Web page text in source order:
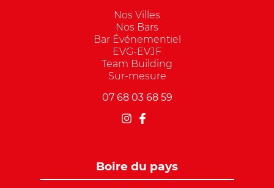
Nos Villes
Nos Bars
Bar Événementiel
EVG-EVJF
Team Building
Sur-mesure
07 68 03 68 59
Boire du pays